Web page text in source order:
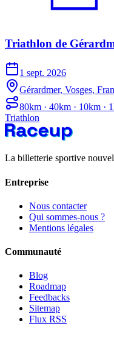
Triathlon de
1 sept. 2026
Gérardmer, Vosges,
80km · 40km · 10km ·
Triathlon
La billetterie sportive
Entreprise
Nous contacter
Qui sommes-nous ?
Mentions légales
Communauté
Blog
Roadmap
Feedbacks
Sitemap
Flux RSS